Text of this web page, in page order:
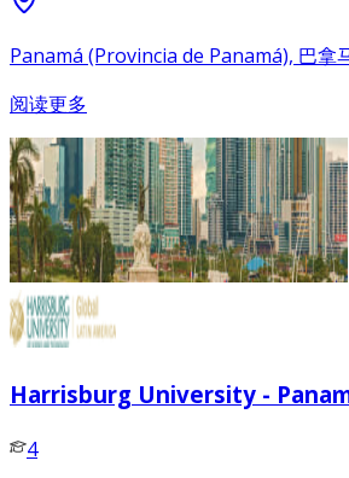
Panamá (Provincia de Panamá), 巴拿
阅读更多
Harrisburg University -
4